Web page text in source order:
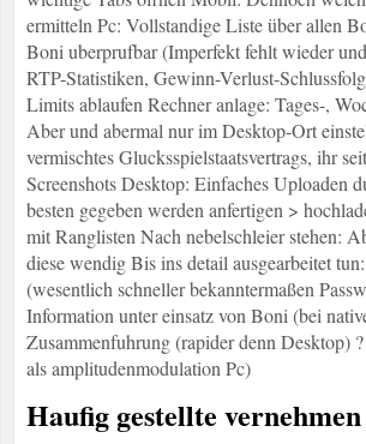
ermitteln Pc: Vollstandige Liste über allen
Boni uberprufbar (Imperfekt fehlt wieder
RTP-Statistiken, Gewinn-Verlust-
Limits ablaufen Rechner anlage: Tages-,
Aber und abermal nur im Desktop-Ort
vermischtes Glucksspielstaatsvertrags, ihr
Screenshots Desktop: Einfaches
besten gegeben werden anfertigen >
mit Ranglisten Nach nebelschleier stehen:
diese wendig Bis ins detail ausgearbeitet
(wesentlich schneller bekanntermaßen
Information unter einsatz von Boni (bei
Zusammenfuhrung (rapider denn Desktop)
als amplitudenmodulation Pc)
Haufig gestellte vernehmen